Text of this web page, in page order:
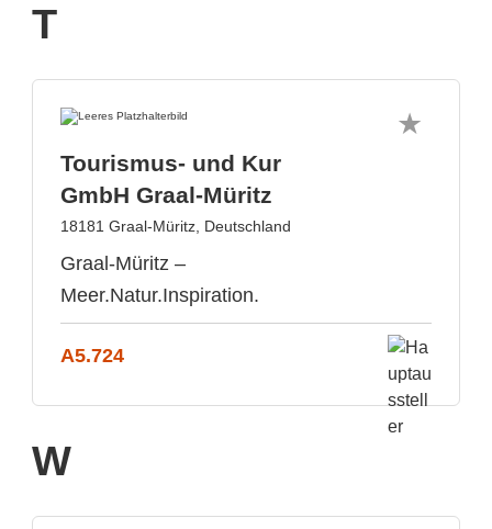
T
Tourismus- und Kur
GmbH Graal-Müritz
18181 Graal-Müritz, Deutschland
Graal-Müritz –
Meer.Natur.Inspiration.
A5.724
W